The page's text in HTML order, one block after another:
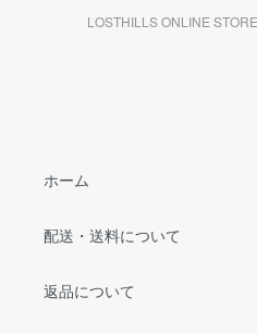
LOSTHILLS ONLINE
ホーム
配送・送料について
返品について